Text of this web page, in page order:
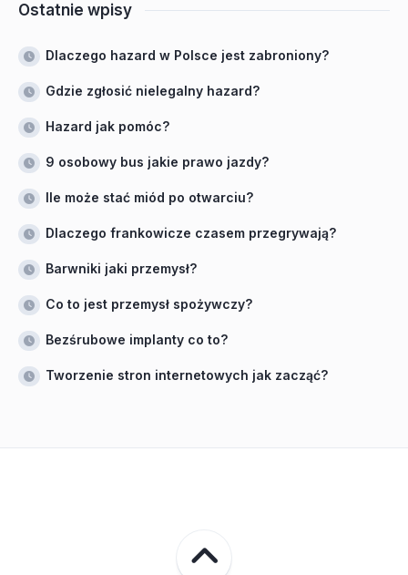
Ostatnie wpisy
Dlaczego hazard w Polsce jest zabroniony?
Gdzie zgłosić nielegalny hazard?
Hazard jak pomóc?
9 osobowy bus jakie prawo jazdy?
Ile może stać miód po otwarciu?
Dlaczego frankowicze czasem przegrywają?
Barwniki jaki przemysł?
Co to jest przemysł spożywczy?
Bezśrubowe implanty co to?
Tworzenie stron internetowych jak zacząć?